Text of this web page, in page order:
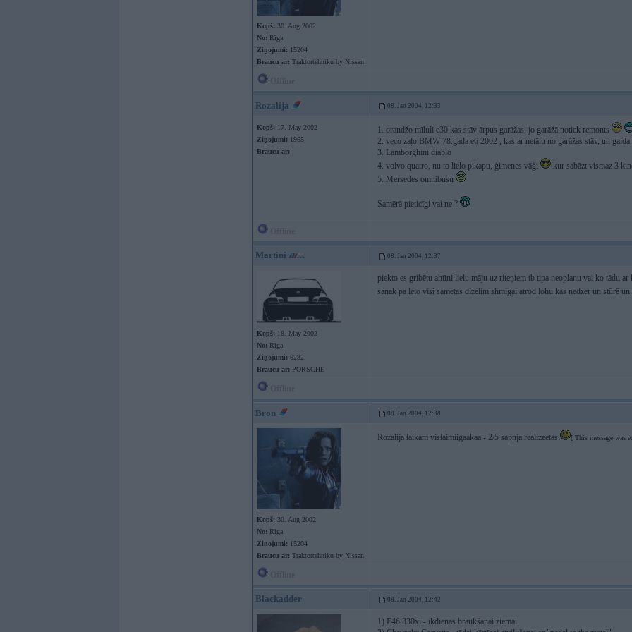
Kopš: 30. Aug 2002
No: Rīga
Ziņojumi: 15204
Braucu ar: Traktortehniku by Nissan
Rozalija 08. Jan 2004, 12:33
Kopš: 17. May 2002
Ziņojumi: 1965
Braucu ar:
1. orandžo mīluli e30 kas stāv ārpus garāžas, jo garāžā notiek remonts
2. veco zaļo BMW 78.gada e6 2002 , kas ar netālu no garāžas stāv, un
3. Lamborghini diablo
4. volvo quatro, nu to lielo pikapu, ģimenes vāģi
kur sabāzt vismaz 3
5. Mersedes omnibusu
Samērā pieticīgi vai ne ?
Martini 08. Jan 2004, 12:37
Kopš: 18. May 2002
No: Rīga
Ziņojumi: 6282
Braucu ar: PORSCHE
piekto es gribētu ahūni lielu māju uz riteņiem tb tipa neoplanu vai ko tādu
sanak pa leto visi sametas dizelim shmigai atrod lohu kas nedzer un stūrē
Bron 08. Jan 2004, 12:38
Kopš: 30. Aug 2002
No: Rīga
Ziņojumi: 15204
Braucu ar: Traktortehniku by Nissan
Rozalija laikam vislaimiigaakaa - 2/5 sapnja realizeetas [ This message was
Blackadder 08. Jan 2004, 12:42
1) E46 330xi - ikdienas braukšanai ziemai